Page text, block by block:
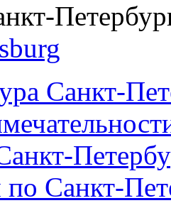
Санкт-
Санкт-